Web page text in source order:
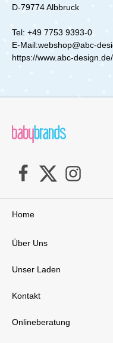
D-79774 Albbruck
Tel: +49 7753 9393-0
E-Mail:webshop@abc-
https://www.abc-design.de/
Home
Über Uns
Unser Laden
Kontakt
Onlineberatung